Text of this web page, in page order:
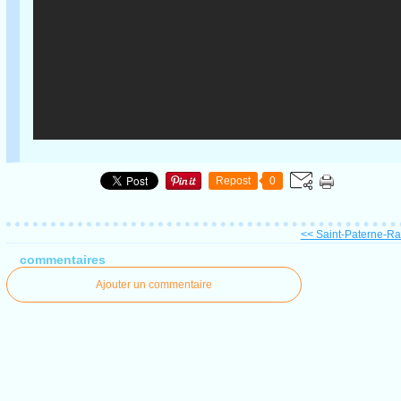
Repost 0
<< Saint-Paterne-
commentaires
Ajouter un commentaire